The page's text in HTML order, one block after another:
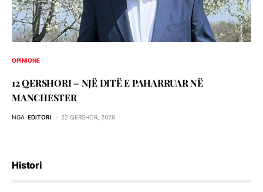
OPINIONE
12 QERSHORI – NJË DITË E PAHARRUAR NË
MANCHESTER
NGA EDITORI 22 QERSHOR, 2026
Histori